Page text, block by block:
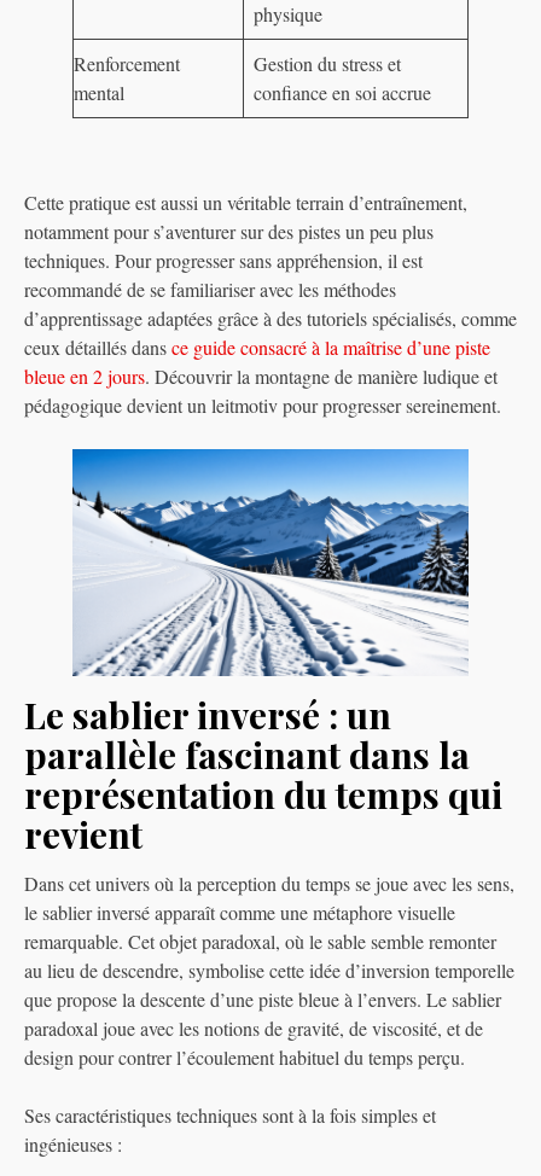
physique
Renforcement
mental
Gestion du stress et
confiance en soi accrue
Cette pratique est aussi un véritable terrain d’entraînement,
notamment pour s’aventurer sur des pistes un peu plus
techniques. Pour progresser sans appréhension, il est
recommandé de se familiariser avec les méthodes
d’apprentissage adaptées grâce à des tutoriels spécialisés, comme
ceux détaillés dansce guide consacré à la maîtrise d’une piste
bleue en 2 jours. Découvrir la montagne de manière ludique et
pédagogique devient un leitmotiv pour progresser sereinement.
Le sablier inversé : un
parallèle fascinant dans la
représentation du temps qui
revient
Dans cet univers où la perception du temps se joue avec les sens,
le sablier inversé apparaît comme une métaphore visuelle
remarquable. Cet objet paradoxal, où le sable semble remonter
au lieu de descendre, symbolise cette idée d’inversion temporelle
que propose la descente d’une piste bleue à l’envers. Le sablier
paradoxal joue avec les notions de gravité, de viscosité, et de
design pour contrer l’écoulement habituel du temps perçu.
Ses caractéristiques techniques sont à la fois simples et
ingénieuses :